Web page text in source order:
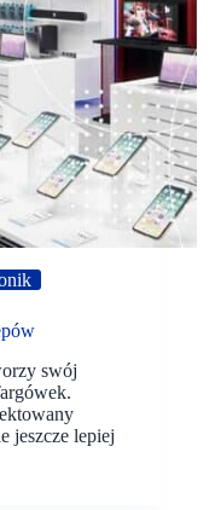
swój
jeszcze lepiej